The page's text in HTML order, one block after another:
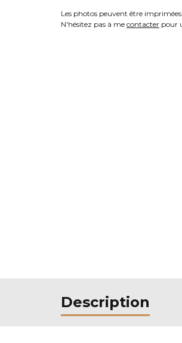
Les photos peuvent être
N'hésitez pas à me contacter pour
Description